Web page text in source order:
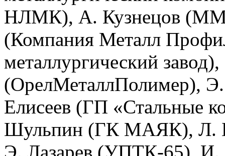
НЛМК), А. Кузнецов
(Компания Металл
металлургический
(ОрелМеталлПолимер),
Елисеев (ГП «Стальные
Шульпин (ГК МАЯК), Л.
Э. Лазарев (УПТК-65), И.